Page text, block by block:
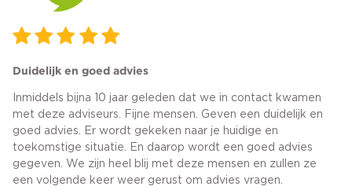
Duidelijk en goed advies
Inmiddels bijna 10 jaar geleden dat we in contact kwamen
met deze adviseurs. Fijne mensen. Geven een duidelijk en
goed advies. Er wordt gekeken naar je huidige en
toekomstige situatie. En daarop wordt een goed advies
gegeven. We zijn heel blij met deze mensen en zullen ze
een volgende keer weer gerust om advies vragen.